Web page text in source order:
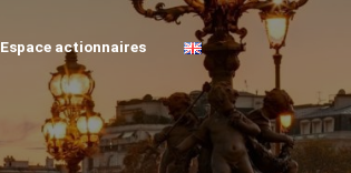
Espace actionnaires